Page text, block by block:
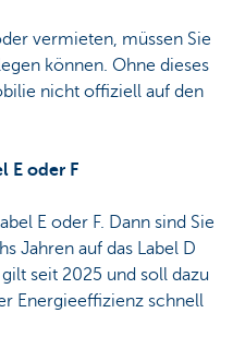
vermieten, müssen Sie
können. Ohne dieses
nicht offiziell auf den
E oder F
E oder F. Dann sind Sie
Jahren auf das Label D
seit 2025 und soll dazu
Energieeffizienz schnell